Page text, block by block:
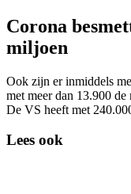
Corona
miljoen
Ook zijn er inmiddels
met meer dan 13.900
De VS heeft met
Lees ook